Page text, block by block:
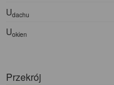
Udachu
Uokien
Przekrój